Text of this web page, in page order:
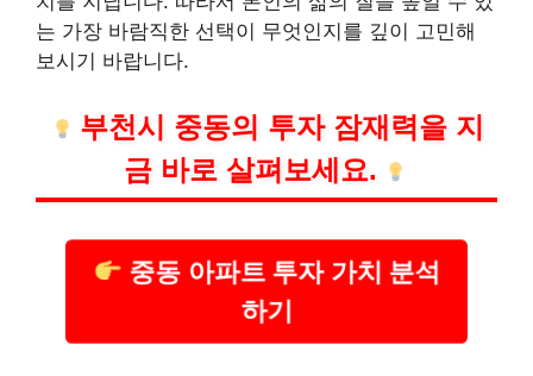
는 가장 바람직한 선택이 무엇인지를 깊이 고민해
보시기 바랍니다.
부천시 중동의 투자 잠재력을 지
금 바로 살펴보세요.
중동 아파트 투자 가치 분석
하기